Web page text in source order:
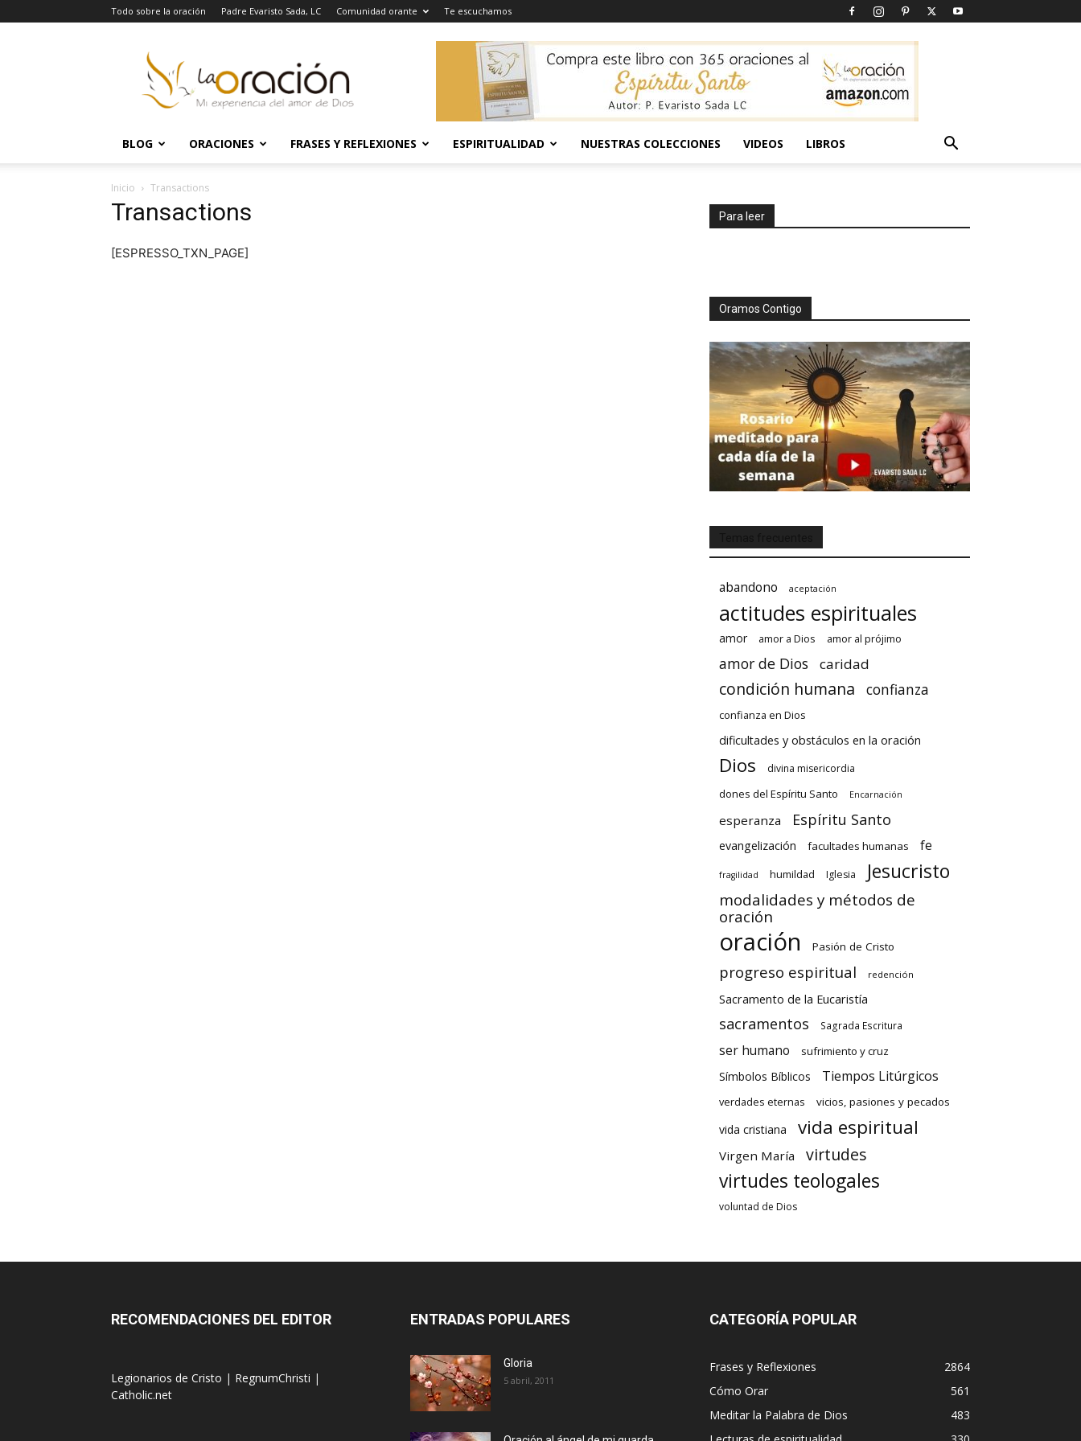
Todo sobre la oración Padre Evaristo Sada, LC Comunidad orante Te escuchamos
Oración
BLOG ORACIONES FRASES Y REFLEXIONES ESPIRITUALIDAD NUESTRAS COLECCIONES VIDEOS LIBROS
Inicio Transactions
Transactions
[ESPRESSO_TXN_PAGE]
Para leer
Oramos Contigo
abandono aceptación
actitudes espirituales
amor amor a Dios amor al prójimo
amor de Dios caridad
condición humana confianza
confianza en Dios
dificultades y obstáculos en la oración
Dios divina misericordia
dones del Espíritu Santo Encarnación
esperanza Espíritu Santo
evangelización facultades humanas fe
fragilidad humildad Iglesia Jesucristo
modalidades y métodos de
oración
oración Pasión de Cristo
progreso espiritual redención
Sacramento de la Eucaristía
sacramentos Sagrada Escritura
ser humano sufrimiento y cruz
Símbolos Bíblicos Tiempos Litúrgicos
verdades eternas vicios, pasiones y pecados
vida cristiana vida espiritual
Virgen María virtudes
virtudes teologales
voluntad de Dios
RECOMENDACIONES DEL EDITOR
Legionarios de Cristo | RegnumChristi |
Catholic.net
ENTRADAS POPULARES
Gloria
5 abril, 2011
CATEGORÍA POPULAR
Frases y Reflexiones
2864
Cómo Orar
561
Meditar la Palabra de Dios
483